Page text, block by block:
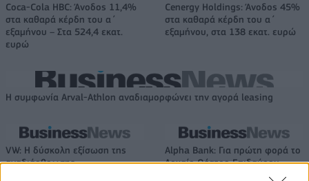
Coca-Cola HBC: Άνοδος 11,4%
στα καθαρά κέρδη του α΄
εξαμήνου – Στα 524,4 εκατ.
ευρώ
Cenergy Holdings: Άνοδος 45%
στα καθαρά κέρδη του α΄
εξαμήνου, στα 138 εκατ. ευρώ
Η συμφωνία Arval-Athlon αναδιαμορφώνει την αγορά leasing
VW: Η δύσκολη εξίσωση της
αναδιάρθρωσης
Alpha Bank: Για πρώτη φορά το
Αρχαίο Θέατρο Επιδαύρου
άνοιξε τις πύλες του σε όλους